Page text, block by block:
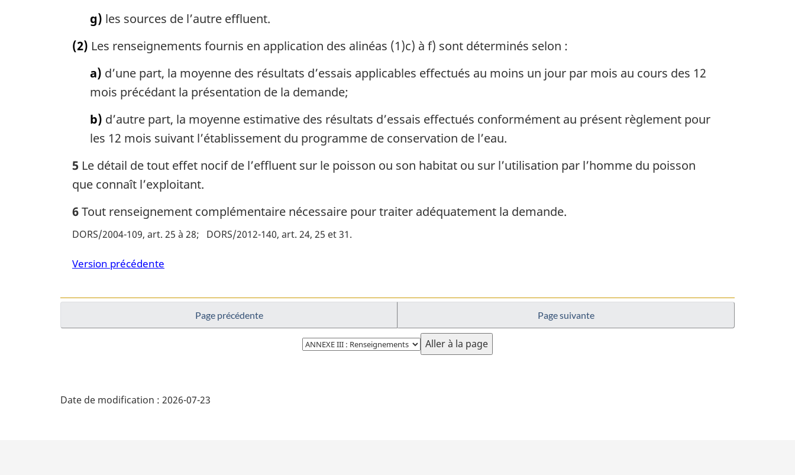
g) les sources de l’autre effluent.
(2) Les renseignements fournis en application des alinéas (1)c) à f) sont déterminés selon :
a) d’une part, la moyenne des résultats d’essais applicables effectués au moins un jour par mois au cours des 12
mois précédant la présentation de la demande;
b) d’autre part, la moyenne estimative des résultats d’essais effectués conformément au présent règlement pour
les 12 mois suivant l’établissement du programme de conservation de l’eau.
5 Le détail de tout effet nocif de l’effluent sur le poisson ou son habitat ou sur l’utilisation par l’homme du poisson
que connaît l’exploitant.
6Tout renseignement complémentaire nécessaire pour traiter adéquatement la demande.
DORS/2004-109, art. 25 à 28 DORS/2012-140, art. 24, 25 et 31
Version précédente
Page précédente Page suivante
Choisissez
la
Date de modification : 2026-07-23